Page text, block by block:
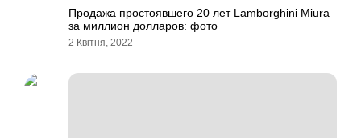
Продажа простоявшего 20 лет Lamborghini Miura
за миллион долларов: фото
2 Квітня, 2022